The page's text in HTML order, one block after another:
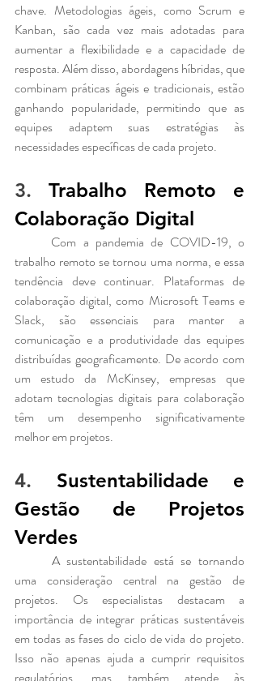
chave. Metodologias ágeis, como Scrum e
Kanban, são cada vez mais adotadas para
aumentar a flexibilidade e a capacidade de
resposta. Além disso, abordagens híbridas, que
combinam práticas ágeis e tradicionais, estão
ganhando popularidade, permitindo que as
equipes adaptem suas estratégias às
necessidades específicas de cada projeto.
3. Trabalho Remoto e
Colaboração Digital
trabalho remoto se tornou uma norma, e essa
tendência deve continuar. Plataformas de
colaboração digital, como Microsoft Teams e
Slack, são essenciais para manter a
comunicação e a produtividade das equipes
distribuídas geograficamente. De acordo com
um estudo da McKinsey, empresas que
adotam tecnologias digitais para colaboração
têm um desempenho significativamente
melhor em projetos.
4. Sustentabilidade e
Gestão de Projetos
Verdes
uma consideração central na gestão de
projetos. Os especialistas destacam a
importância de integrar práticas sustentáveis
em todas as fases do ciclo de vida do projeto.
Isso não apenas ajuda a cumprir requisitos